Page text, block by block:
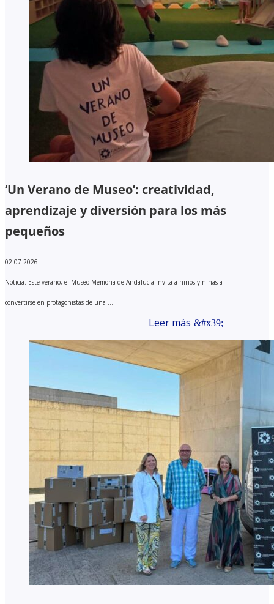
‘Un Verano de Museo’: creatividad,
aprendizaje y diversión para los más
pequeños
02-07-2026
Noticia. Este verano, el Museo Memoria de Andalucía invita a niños y niñas a
convertirse en protagonistas de una ...
Leer más